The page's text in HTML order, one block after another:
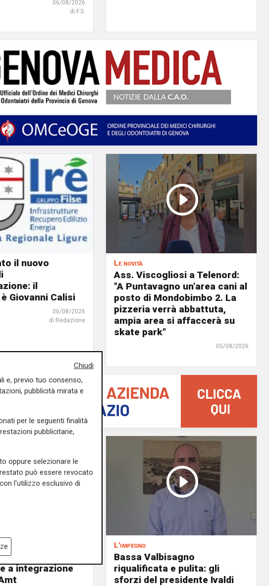
06/08/2026
di F.S.
il nuovo
il
Giovanni Calisi
06/08/2026
di Redazione
Le novità
Ass. Viscogliosi a Telenord:
"A Puntavagno un'area cani al
posto di Mondobimbo 2. La
pizzeria verrà abbattuta,
ampia area si affaccerà su
skate park"
05/08/2026
linee
a integrazione
L'impegno
Bassa Valbisagno
riqualificata e pulita: gli
sforzi del presidente Ivaldi
Chiudi
e, previo tuo consenso,
pubblicità mirata e
per le seguenti finalità
pubblicitarie,
oppure selezionare le
può essere revocato
l'utilizzo esclusivo di